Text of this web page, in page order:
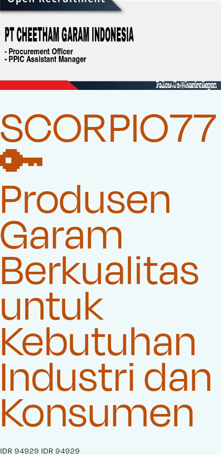
SCORPIO77
🔑
Produsen
Garam
Berkualitas
untuk
Kebutuhan
Industri dan
Konsumen
S
IDR 94929 O
IDR 94929